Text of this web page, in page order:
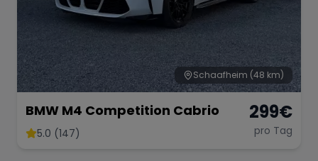
Schaafheim (48 km)
BMW M4 Competition Cabrio
5.0 (147)
299€
pro Tag